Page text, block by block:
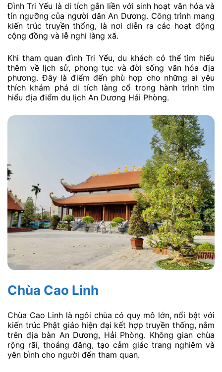
Đình Tri Yếu là di tích gắn liền với sinh hoạt văn hóa và
tín ngưỡng của người dân An Dương. Công trình mang
kiến trúc truyền thống, là nơi diễn ra các hoạt động
cộng đồng và lễ nghi làng xã.
Khi tham quan đình Tri Yếu, du khách có thể tìm hiểu
thêm về lịch sử, phong tục và đời sống văn hóa địa
phương. Đây là điểm đến phù hợp cho những ai yêu
thích khám phá di tích làng cổ trong hành trình tìm
hiểu địa điểm du lịch An Dương Hải Phòng.
Chùa Cao Linh
Chùa Cao Linh là ngôi chùa có quy mô lớn, nổi bật với
kiến trúc Phật giáo hiện đại kết hợp truyền thống, nằm
trên địa bàn An Dương, Hải Phòng. Không gian chùa
rộng rãi, thoáng đãng, tạo cảm giác trang nghiêm và
yên bình cho người đến tham quan.